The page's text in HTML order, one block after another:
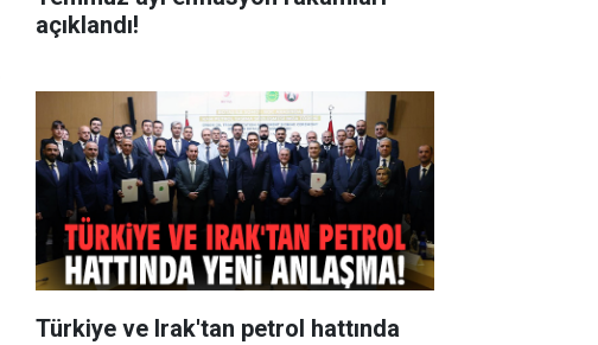
açıklandı!
Türkiye ve Irak'tan petrol hattında